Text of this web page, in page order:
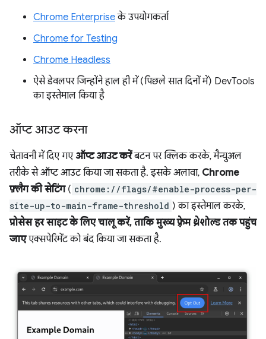
Chrome Enterpriseके उपयोगकर्ता
Chrome for Testing
Chrome Headless
ऐसे डेवलपर जिन्होंने हाल ही में (पिछले सात दिनों में) DevTools
का इस्तेमाल किया है
ऑप्ट आउट करना
चेतावनी में दिए गएऑप्ट आउट करेंबटन पर क्लिक करके, मैन्युअल
तरीके से ऑप्ट आउट किया जा सकता है. इसके अलावा, Chrome
फ़्लैग की सेटिंग( chrome://flags/#enable-process-per-
site-up-to-main-frame-threshold ) का इस्तेमाल करके,
प्रोसेस हर साइट के लिए चालू करें, ताकि मुख्य फ़्रेम थ्रेशोल्ड तक पहुंच
जाएएक्सपेरिमेंट को बंद किया जा सकता है.